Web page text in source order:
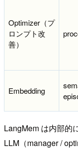
Optimizer（プ
ロンプト改
善）
Embedding
LangMem は内部的
LLM（manager /